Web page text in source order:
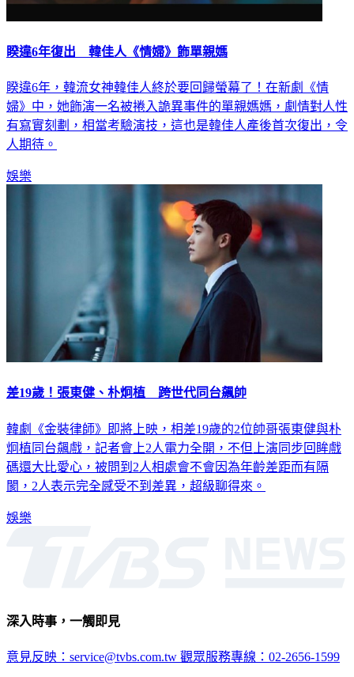
睽違6年復出 韓佳人《情婦》飾單親媽
睽違6年，韓流女神韓佳人終於要回歸螢幕了！在新劇《情
婦》中，她飾演一名被捲入詭異事件的單親媽媽，劇情對人性
有寫實刻劃，相當考驗演技，這也是韓佳人產後首次復出，令
人期待。
娛樂
差19歲！張東健、朴炯植 跨世代同台飆帥
韓劇《金裝律師》即將上映，相差19歲的2位帥哥張東健與朴
炯植同台飆戲，記者會上2人電力全開，不但上演同步回眸戲
碼還大比愛心，被問到2人相處會不會因為年齡差距而有隔
閡，2人表示完全感受不到差異，超級聊得來。
娛樂
深入時事，一觸即見
意見反映：service@tvbs.com.tw 觀眾服務專線：02-2656-1599